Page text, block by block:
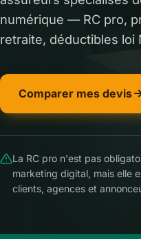
numérique — RC pro,
retraite, déductibles loi
Comparer mes devis
La RC pro n'est pas
marketing digital, mais elle
clients, agences et